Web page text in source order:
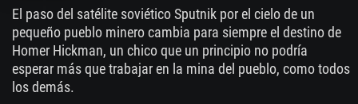
El paso del satélite soviético Sputnik por el cielo de un
pequeño pueblo minero cambia para siempre el destino de
Homer Hickman, un chico que un principio no podría
esperar más que trabajar en la mina del pueblo, como todos
los demás.